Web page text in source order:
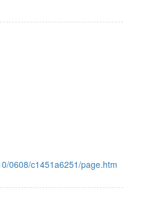
0608/c1451a6251/page.htm